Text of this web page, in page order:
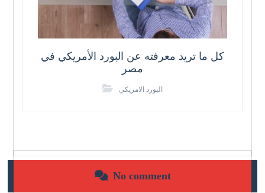
كل ما تريد معرفته عن البورد الأمريكي في
مصر
البورد الامريكي
No comment